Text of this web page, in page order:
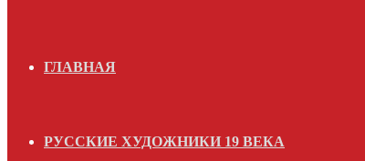
ГЛАВНАЯ
РУССКИЕ ХУДОЖНИКИ 19 ВЕКА